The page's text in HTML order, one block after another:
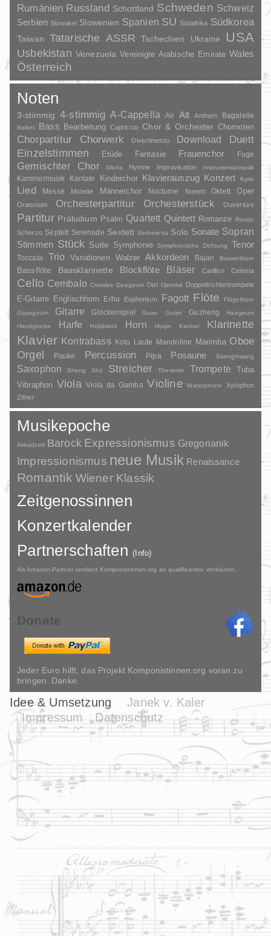
Rumänien Russland Schottland Schweden Schweiz
Serbien Slowakei Slowenien Spanien SU Südafrika Südkorea
Taiwan Tatarische ASSR Tschechien Ukraine USA
Usbekistan Venezuela Vereinigte Arabische Emirate Wales
Österreich
Noten
3-stimmig 4-stimmig A-Cappella Air Alt Anthem Bagatelle
Ballett Bass Bearbeitung Capriccio Chor & Orchester Chornoten
Chorpartitur Chorwerk Divertimento Download
Duett
Einzelstimmen
Etüde Fantasie Frauenchor Fuge
Gemischter Chor Gloria Hymne Improvisation Instrumentalmusik
Kammermusik Kantate Kinderchor Klavierauszug Konzert Kyrie
Lied Messe Motette Männerchor Nocturne Nonett Oktett Oper
Oratorium Orchesterpartitur Orchesterstück Ouvertüre
Partitur Präludium Psalm Quartett Quintett Romanze Rondo
Scherzo Septett Serenade Sextett Sinfonietta Solo Sonate Sopran
Stimmen Stück Suite Symphonie Symphonische Dichtung Tenor
Toccata Trio Variationen Walzer Akkordeon Bajan Bassetthorn
Bassflöte Bassklarinette Blockflöte Bläser Carillon Celesta
Cello Cembalo Crotales Daegeum Dizi Djembé Doppeltrichtertrompete
E-Gitarre Englischhorn Erhu Euphonium Fagott Flöte
Flügelhorn
Gayageum
Gitarre Glockenspiel Guan Guqin Guzheng
Haegeum
Handglocke
Harfe Holzblock Horn Huqin Kannel Klarinette
Klavier Kontrabass Koto Laute Mandoline Marimba Oboe
Orgel Pauke Percussion Pipa Posaune Saenghwang
Saxophon Sheng Shō Streicher Theremin Trompete
Tuba
Vibraphon Viola Viola da Gamba Violine Waterphone
Xylophon
Zither
Musikepoche
Akkadzeit Barock Expressionismus Gregorianik
Impressionismus neue Musik Renaissance
Romantik Wiener Klassik
Zeitgenossinnen
Konzertkalender
Partnerschaften(Info)
Als Amazon-Partner verdient Komponistinnen.org an qualifizierten Verkäufen.
Donate
Jeder Euro hilft, das Projekt Komponistinnen.org voran zu
bringen. Danke.
Idee & Umsetzung
Janek v. Kaler
Impressum
Datenschutz